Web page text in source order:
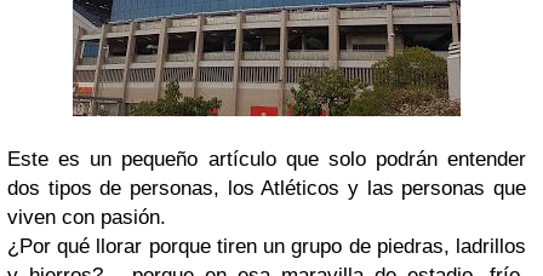
Este es un pequeño artículo que solo podrán entender
dos tipos de personas, los Atléticos y las personas que
viven con pasión.
¿Por qué llorar porque tiren un grupo de piedras, ladrillos